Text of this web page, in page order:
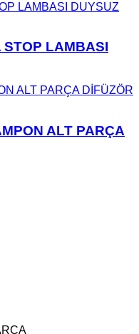
STOP LAMBASI
ALT PARÇA